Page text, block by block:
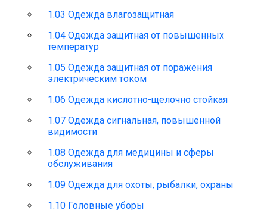
1.03 Одежда влагозащитная
1.04 Одежда защитная от повышенных
температур
1.05 Одежда защитная от поражения
электрическим током
1.06 Одежда кислотно-щелочно стойкая
1.07 Одежда сигнальная, повышенной
видимости
1.08 Одежда для медицины и сферы
обслуживания
1.09 Одежда для охоты, рыбалки, охраны
1.10 Головные уборы